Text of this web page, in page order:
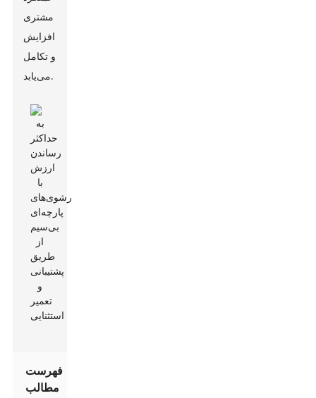
مشتری
افزایش
و تکامل
می‌یابد.
فهرست
مطالب